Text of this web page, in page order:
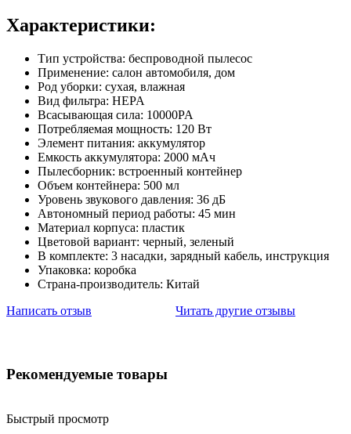
Характеристики:
Тип устройства: беспроводной пылесос
Применение: салон автомобиля, дом
Род уборки: сухая, влажная
Вид фильтра: HEPA
Всасывающая сила: 10000PA
Потребляемая мощность: 120 Вт
Элемент питания: аккумулятор
Емкость аккумулятора: 2000 мАч
Пылесборник: встроенный контейнер
Объем контейнера: 500 мл
Уровень звукового давления: 36 дБ
Автономный период работы: 45 мин
Материал корпуса: пластик
Цветовой вариант: черный, зеленый
В комплекте: 3 насадки, зарядный кабель, инструкция
Упаковка: коробка
Страна-производитель: Китай
Написать отзыв
Читать другие отзывы
Рекомендуемые товары
Быстрый просмотр